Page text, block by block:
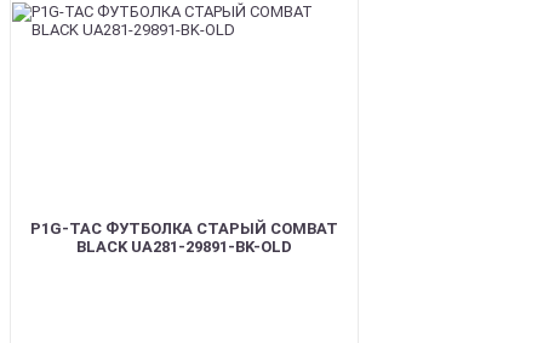
P1G-TAC ФУТБОЛКА СТАРЫЙ COMBAT
BLACK UA281-29891-BK-OLD